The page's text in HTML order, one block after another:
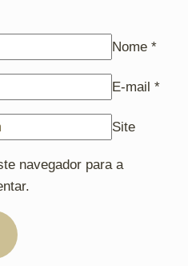
Nome *
E-mail *
Site
navegador para a